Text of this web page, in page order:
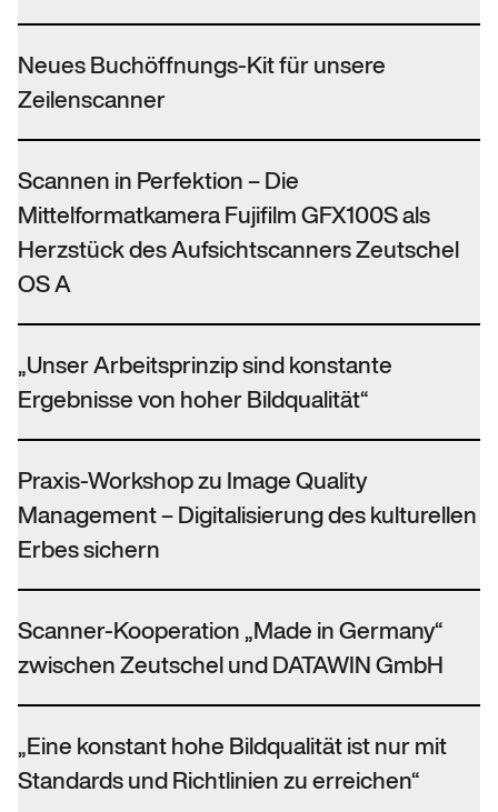
Neues Buchöffnungs-Kit für unsere
Zeilenscanner
Scannen in Perfektion – Die
Mittelformatkamera Fujifilm GFX100S als
Herzstück des Aufsichtscanners Zeutschel
OS A
„Unser Arbeitsprinzip sind konstante
Ergebnisse von hoher Bildqualität“
Praxis-Workshop zu Image Quality
Management – Digitalisierung des kulturellen
Erbes sichern
Scanner-Kooperation „Made in Germany“
zwischen Zeutschel und DATAWIN GmbH
„Eine konstant hohe Bildqualität ist nur mit
Standards und Richtlinien zu erreichen“